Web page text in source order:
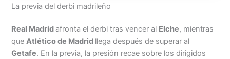
La previa del derbi madrileño
Real Madridafronta el derbi tras vencer al Elche, mientras
queAtlético de Madrid llega después de superar al
Getafe. En la previa, la presión recae sobre los dirigidos